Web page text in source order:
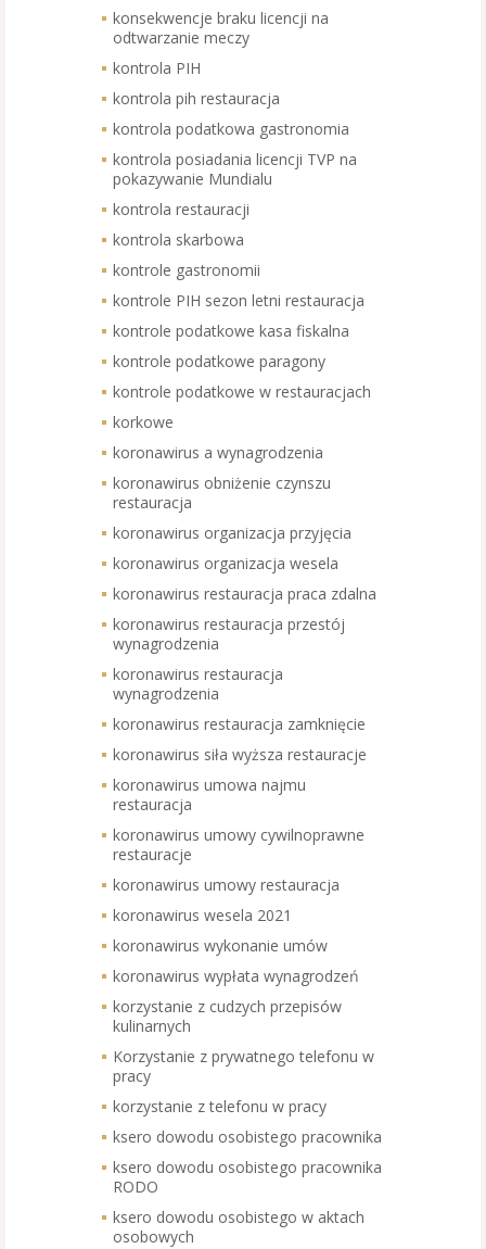
konsekwencje braku licencji na
odtwarzanie meczy
kontrola PIH
kontrola pih restauracja
kontrola podatkowa gastronomia
kontrola posiadania licencji TVP na
pokazywanie Mundialu
kontrola restauracji
kontrola skarbowa
kontrole gastronomii
kontrole PIH sezon letni restauracja
kontrole podatkowe kasa fiskalna
kontrole podatkowe paragony
kontrole podatkowe w restauracjach
korkowe
koronawirus a wynagrodzenia
koronawirus obniżenie czynszu
restauracja
koronawirus organizacja przyjęcia
koronawirus organizacja wesela
koronawirus restauracja praca zdalna
koronawirus restauracja przestój
wynagrodzenia
koronawirus restauracja
wynagrodzenia
koronawirus restauracja zamknięcie
koronawirus siła wyższa restauracje
koronawirus umowa najmu
restauracja
koronawirus umowy cywilnoprawne
restauracje
koronawirus umowy restauracja
koronawirus wesela 2021
koronawirus wykonanie umów
koronawirus wypłata wynagrodzeń
korzystanie z cudzych przepisów
kulinarnych
Korzystanie z prywatnego telefonu w
pracy
korzystanie z telefonu w pracy
ksero dowodu osobistego pracownika
ksero dowodu osobistego pracownika
RODO
ksero dowodu osobistego w aktach
osobowych